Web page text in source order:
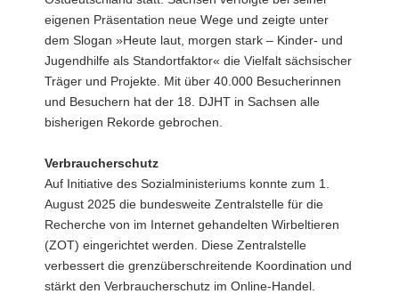
eigenen Präsentation neue Wege und zeigte unter
dem Slogan »Heute laut, morgen stark – Kinder- und
Jugendhilfe als Standortfaktor« die Vielfalt sächsischer
Träger und Projekte. Mit über 40.000 Besucherinnen
und Besuchern hat der 18. DJHT in Sachsen alle
bisherigen Rekorde gebrochen.
Verbraucherschutz
Auf Initiative des Sozialministeriums konnte zum 1.
August 2025 die bundesweite Zentralstelle für die
Recherche von im Internet gehandelten Wirbeltieren
(ZOT) eingerichtet werden. Diese Zentralstelle
verbessert die grenzüberschreitende Koordination und
stärkt den Verbraucherschutz im Online-Handel.